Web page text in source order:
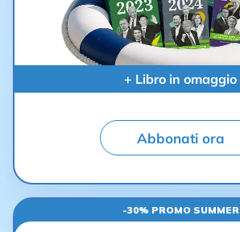
+ Libro in omaggio
Abbonati ora
-30% PROMO SUMMER